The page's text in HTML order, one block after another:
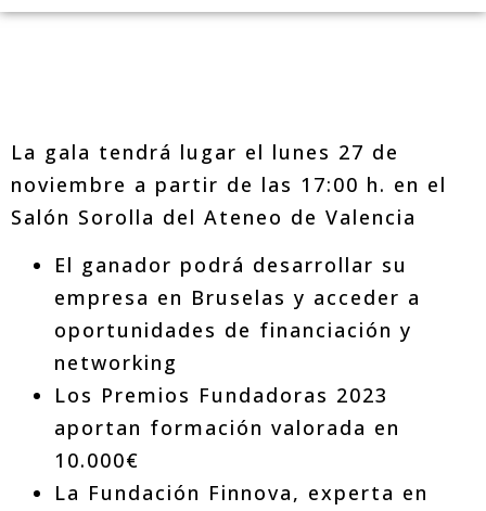
La gala tendrá lugar el lunes 27 de
noviembre a partir de las 17:00 h. en el
Salón Sorolla del Ateneo de Valencia
El ganador podrá desarrollar su
empresa en Bruselas y acceder a
oportunidades de financiación y
networking
Los Premios Fundadoras 2023
aportan formación valorada en
10.000€
La Fundación Finnova, experta en